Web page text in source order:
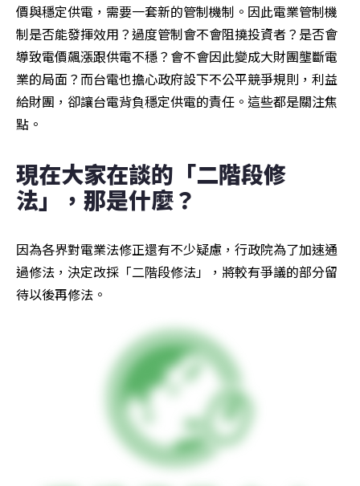
價與穩定供電，需要一套新的管制機制。因此電業管制機
制是否能發揮效用？過度管制會不會阻撓投資者？是否會
導致電價飆漲跟供電不穩？會不會因此變成大財團壟斷電
業的局面？而台電也擔心政府設下不公平競爭規則，利益
給財團，卻讓台電背負穩定供電的責任。這些都是關注焦
點。
現在大家在談的「二階段修
法」，那是什麼？
因為各界對電業法修正還有不少疑慮，行政院為了加速通
過修法，決定改採「二階段修法」，將較有爭議的部分留
待以後再修法。